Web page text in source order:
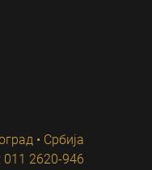
• Србија
011 2620-946